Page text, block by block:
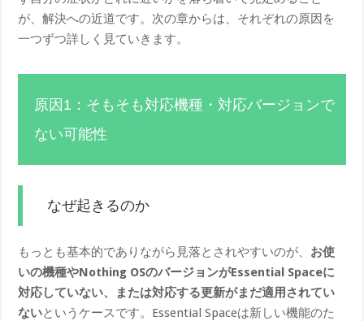
が、解決への近道です。次の章からは、それぞれの原因を
一つずつ詳しく見ていきます。
原因1：そもそも対応機種・対応バージョンで
ない可能性
なぜ起きるのか
もっとも基本的でありながら見落とされやすいのが、 お使
いの機種やNothing OSのバージョンがEssential Spaceに
対応していない、または対応する更新がまだ適用されてい
ないというケースです。Essential Spaceは新しい機能のた